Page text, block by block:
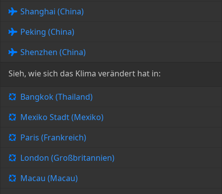
Shanghai (China)
Peking (China)
Shenzhen (China)
Sieh, wie sich das Klima verändert hat in:
Bangkok (Thailand)
Mexiko Stadt (Mexiko)
Paris (Frankreich)
London (Großbritannien)
Macau (Macau)